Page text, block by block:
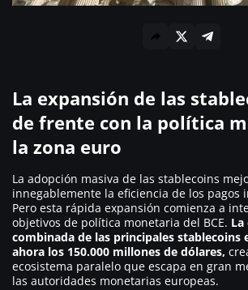
La expansión de las
de frente con la política
la zona euro
La adopción masiva de las stablecoins
innegablemente la eficiencia de los pagos
Pero esta rápida expansión comienza a
objetivos de política monetaria del BCE.
combinada de las principales stablecoins
ahora los 150.000 millones de dólares,
ecosistema paralelo que escapa en gran
las autoridades monetarias europeas.